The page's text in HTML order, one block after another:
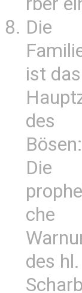
Die
ist das
des
Bösen:
Die
che
des hl.